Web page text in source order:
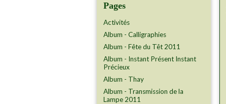
Pages
Activités
Album - Calligraphies
Album - Fête du Têt 2011
Album - Instant Présent Instant
Précieux
Album - Thay
Album - Transmission de la
Lampe 2011